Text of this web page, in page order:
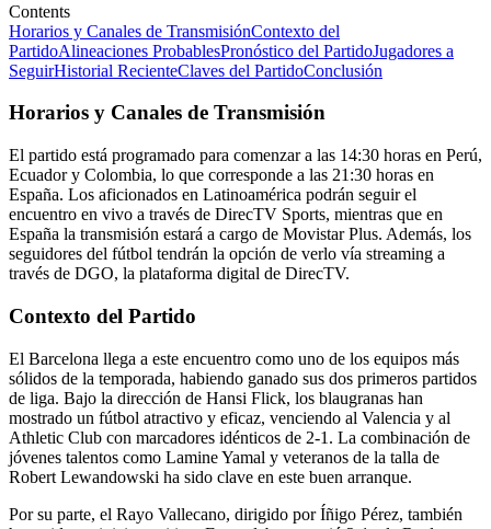
Contents
Horarios y Canales de TransmisiónContexto del
PartidoAlineaciones ProbablesPronóstico del PartidoJugadores a
SeguirHistorial RecienteClaves del PartidoConclusión
Horarios y Canales de Transmisión
El partido está programado para comenzar a las 14:30 horas en Perú,
Ecuador y Colombia, lo que corresponde a las 21:30 horas en
España. Los aficionados en Latinoamérica podrán seguir el
encuentro en vivo a través de DirecTV Sports, mientras que en
España la transmisión estará a cargo de Movistar Plus. Además, los
seguidores del fútbol tendrán la opción de verlo vía streaming a
través de DGO, la plataforma digital de DirecTV.
Contexto del Partido
El Barcelona llega a este encuentro como uno de los equipos más
sólidos de la temporada, habiendo ganado sus dos primeros partidos
de liga. Bajo la dirección de Hansi Flick, los blaugranas han
mostrado un fútbol atractivo y eficaz, venciendo al Valencia y al
Athletic Club con marcadores idénticos de 2-1. La combinación de
jóvenes talentos como Lamine Yamal y veteranos de la talla de
Robert Lewandowski ha sido clave en este buen arranque.
Por su parte, el Rayo Vallecano, dirigido por Íñigo Pérez, también